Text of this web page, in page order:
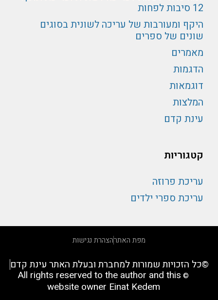
קטגוריות
עריכת פרוזה
עריכת ספרי ילדים
12 סיבות לפחות
היקף ומעורבות של עריכה לשונית בסוגים
שונים של ספרים
מאמרים
הדגמות
דוגמאות
המלצות
עינת קדם
מפת האתרהצהרת נגישות
©כל הזכויות שמורות למחברת ובעלת האתר עינת קדם
©
All rights reserved to the author and this
website owner Einat Kedem